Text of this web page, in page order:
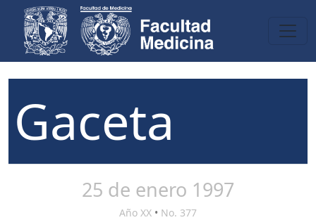
Gaceta
25 de enero 1997
Año XX • No. 377